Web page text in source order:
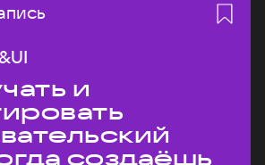
и
создаёшь